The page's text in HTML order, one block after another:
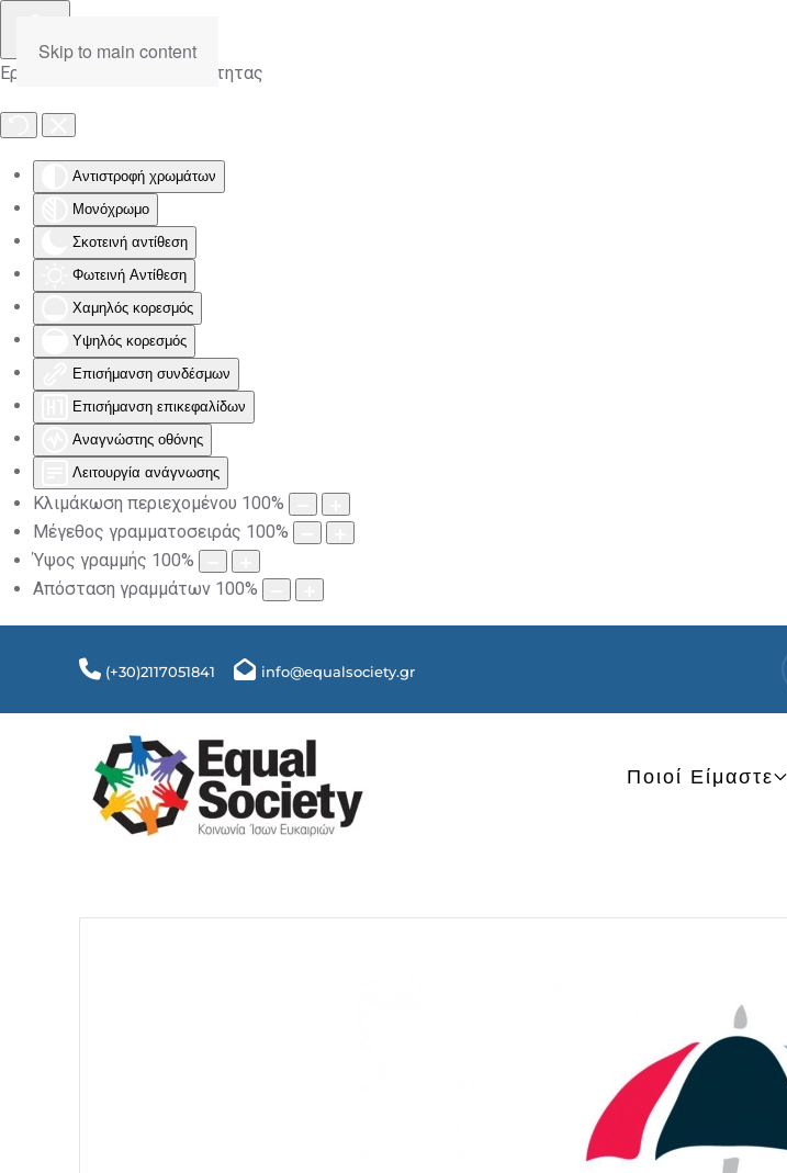
Εργαλειοθήκη Προσβασιμότητας
Αντιστροφή χρωμάτων
Μονόχρωμο
Σκοτεινή αντίθεση
Φωτεινή Αντίθεση
Χαμηλός κορεσμός
Υψηλός κορεσμός
Επισήμανση συνδέσμων
Επισήμανση επικεφαλίδων
Αναγνώστης οθόνης
Λειτουργία ανάγνωσης
Κλιμάκωση περιεχομένου 100%
Μέγεθος γραμματοσειράς 100%
Ύψος γραμμής 100%
Απόσταση γραμμάτων 100%
Skip to main content
(+30)2117051841 info@equalsociety.gr
Ποιοί Είμαστε